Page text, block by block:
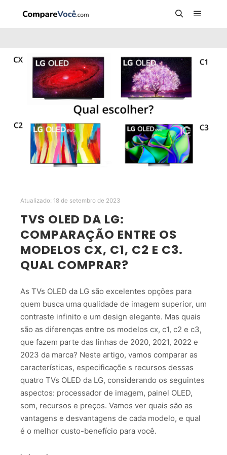
Atualizado: 18 de setembro de 2023
TVS OLED DA LG:
COMPARAÇÃO ENTRE OS
MODELOS CX, C1, C2 E C3.
QUAL COMPRAR?
As TVs OLED da LG são excelentes opções para
quem busca uma qualidade de imagem superior, um
contraste infinito e um design elegante. Mas quais
são as diferenças entre os modelos cx, c1, c2 e c3,
que fazem parte das linhas de 2020, 2021, 2022 e
2023 da marca? Neste artigo, vamos comparar as
características, especificaçõe s recursos dessas
quatro TVs OLED da LG, considerando os seguintes
aspectos: processador de imagem, painel OLED,
som, recursos e preços. Vamos ver quais são as
vantagens e desvantagens de cada modelo, e qual
é o melhor custo-benefício para você.